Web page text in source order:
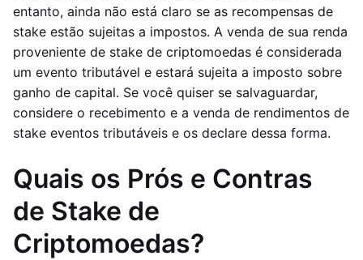
entanto, ainda não está claro se as recompensas de
stake estão sujeitas a impostos. A venda de sua renda
proveniente de stake de criptomoedas é considerada
um evento tributável e estará sujeita a imposto sobre
ganho de capital. Se você quiser se salvaguardar,
considere o recebimento e a venda de rendimentos de
stake eventos tributáveis e os declare dessa forma.
Quais os Prós e Contras
de Stake de
Criptomoedas?